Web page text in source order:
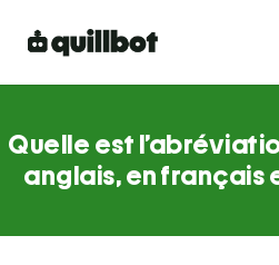
Quelle est
anglais, en français